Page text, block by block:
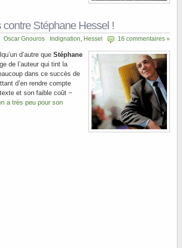
contre Stéphane Hessel !
Oscar Gnouros Indignation, Hessel 16 commentaires »
d’autre que Stéphane
de l’auteur qui tint la
dans ce succès de
d’en rendre compte
et son faible coût −
a très peu pour son